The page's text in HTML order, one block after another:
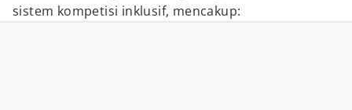
sistem kompetisi inklusif, mencakup: